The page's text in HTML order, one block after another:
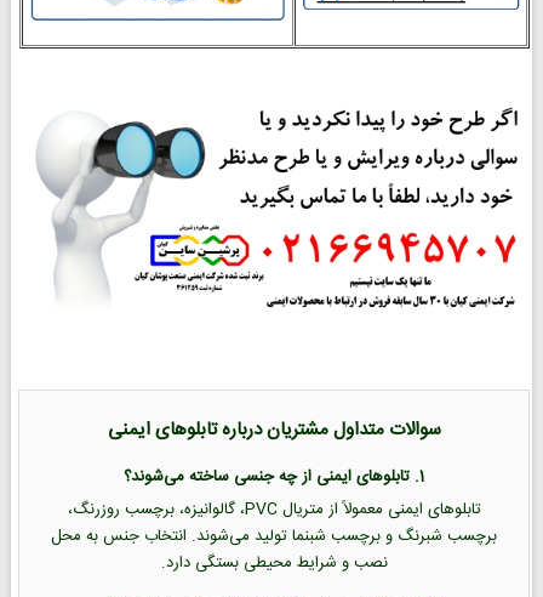
سوالات متداول مشتریان درباره تابلوهای ایمنی
1. تابلوهای ایمنی از چه جنسی ساخته می‌شوند؟
تابلوهای ایمنی معمولاً از متریال PVC، گالوانیزه، برچسب روزرنگ،
برچسب شبرنگ و برچسب شبنما تولید می‌شوند. انتخاب جنس به محل
نصب و شرایط محیطی بستگی دارد.